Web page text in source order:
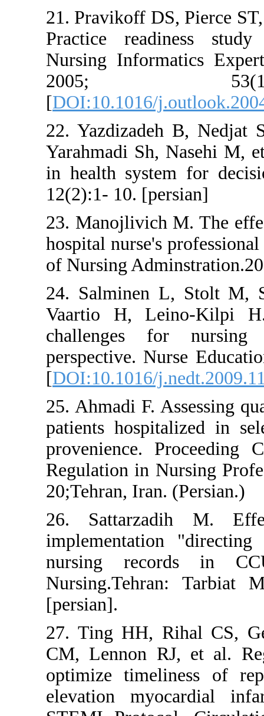
21. Pravikoff DS,
Practice
Nursing
2005;
[DOI:10.1016/
22. Yazdizadeh B,
Yarahmadi Sh,
in health system
12(2):1- 10.
23. Manojlivich M.
hospital nurse's
of Nursing
24. Salminen L,
Vaartio H,
challenges for
perspective. Nurse
[DOI:10.1016/
25. Ahmadi F.
patients
provenience.
Regulation in
20;Tehran, Iran.
26. Sattarzadih
implementation
nursing
Nursing.Tehran:
[persian].
27. Ting HH,
CM, Lennon RJ,
optimize
elevation